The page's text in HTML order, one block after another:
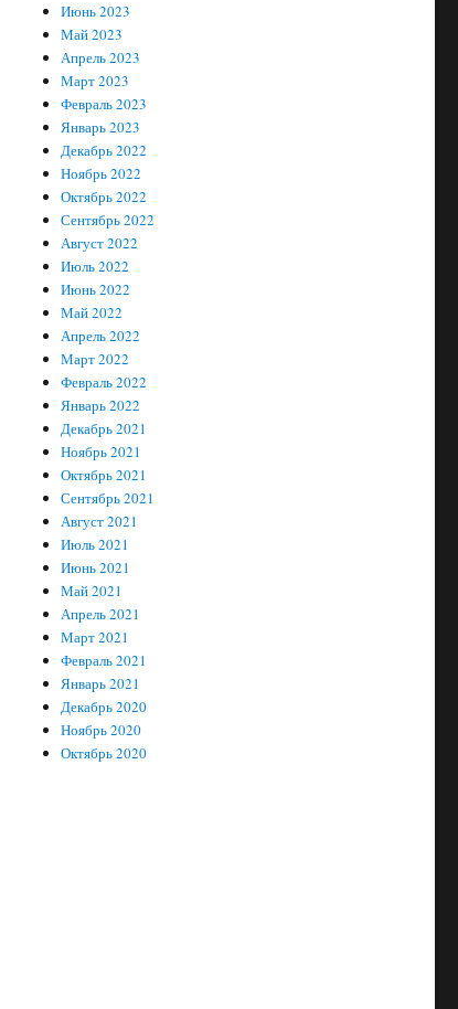
Июнь 2023
Май 2023
Апрель 2023
Март 2023
Февраль 2023
Январь 2023
Декабрь 2022
Ноябрь 2022
Октябрь 2022
Сентябрь 2022
Август 2022
Июль 2022
Июнь 2022
Май 2022
Апрель 2022
Март 2022
Февраль 2022
Январь 2022
Декабрь 2021
Ноябрь 2021
Октябрь 2021
Сентябрь 2021
Август 2021
Июль 2021
Июнь 2021
Май 2021
Апрель 2021
Март 2021
Февраль 2021
Январь 2021
Декабрь 2020
Ноябрь 2020
Октябрь 2020